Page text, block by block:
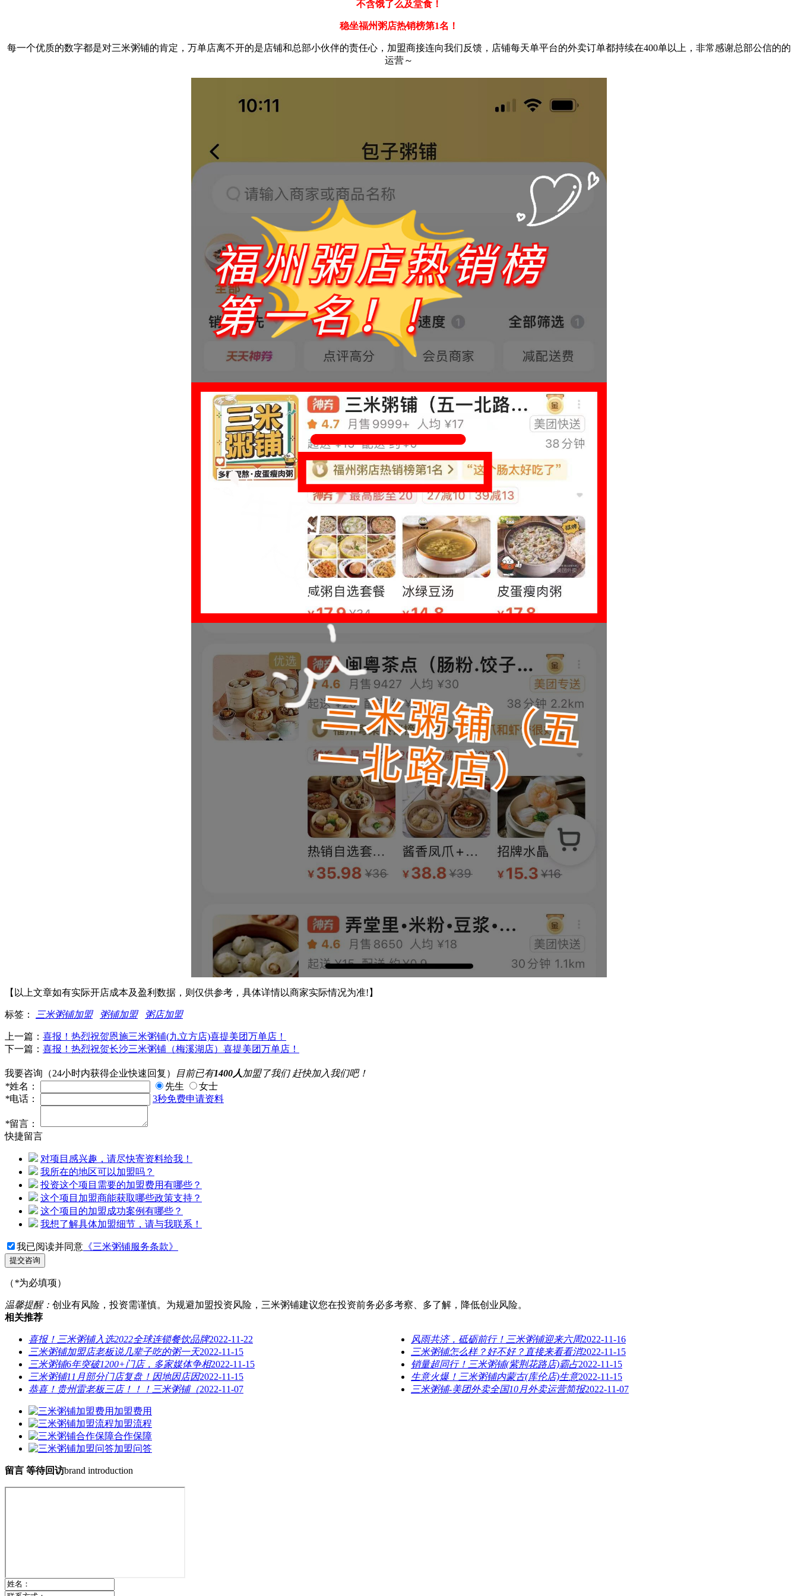
不含饿了么及堂食！
稳坐福州粥店热销榜第1名！
每一个优质的数字都是对三米粥铺的肯定，万单店离不开的是店铺和总部小伙伴的责任心，加盟商接连向我们反馈，店铺每天单平台的外卖订单都持续在400单以上，非常感谢总部公信的的
运营～
【以上文章如有实际开店成本及盈利数据，则仅供参考，具体详情以商家实际情况为准!】
标签： 三米粥铺加盟 粥铺加盟 粥店加盟
上一篇： 喜报！热烈祝贺恩施三米粥铺(九立方店)喜提美团万单店！
下一篇： 喜报！热烈祝贺长沙三米粥铺（梅溪湖店）喜提美团万单店！
我要咨询 （24小时内获得企业快速回复） 目前已有1400人 加盟了我们 赶快加入我们吧！
*姓名： 先生
女士
*电话： 3秒免费申请资料
*留言：
快捷留言
对项目感兴趣，请尽快寄资料给我！
我所在的地区可以加盟吗？
投资这个项目需要的加盟费用有哪些？
这个项目加盟商能获取哪些政策支持？
这个项目的加盟成功案例有哪些？
我想了解具体加盟细节，请与我联系！
我已阅读并同意 《三米粥铺服务条款》
提交咨询
（*为必填项）
温馨提醒： 创业有风险，投资需谨慎。为规避加盟投资风险，三米粥铺建议您在投资前务必多考察、多了解，降低创业风险。
相关推荐
喜报！三米粥铺入选2022全球连锁餐饮品牌2022-11-22 风雨共济，砥砺前行！三米粥铺迎来六周2022-11-16
三米粥铺加盟店老板说几辈子吃的粥一天2022-11-15 三米粥铺怎么样？好不好？直接来看看消2022-11-15
三米粥铺6年突破1200+门店，多家媒体争相2022-11-15 销量超同行！三米粥铺(紫荆花路店)霸占2022-11-15
三米粥铺11月部分门店复盘！因地因店因2022-11-15 生意火爆！三米粥铺内蒙古(库伦店)生意2022-11-15
恭喜！贵州雷老板三店！！！三米粥铺（2022-11-07 三米粥铺-美团外卖全国10月外卖运营简报2022-11-07
加盟费用
加盟流程
合作保障
加盟问答
留言 等待回访brand introduction